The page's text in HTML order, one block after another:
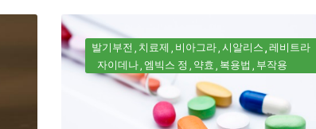
발기부전 치료제 비아그라 시알리스 레비트라
자이데나 엠빅스 정 약효 복용법 부작용